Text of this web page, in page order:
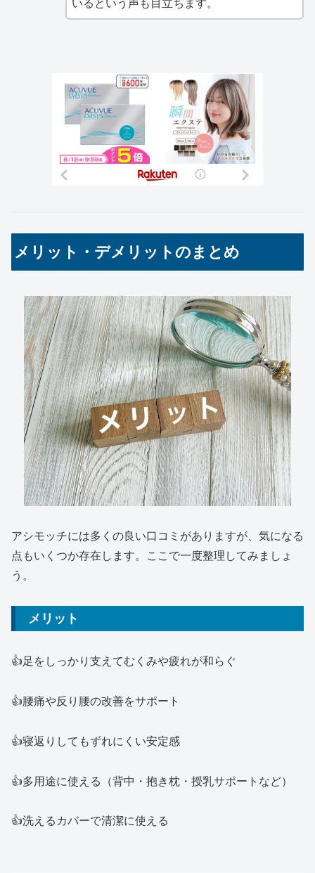
いるという声も目立ちます。
メリット・デメリットのまとめ
アシモッチには多くの良い口コミがありますが、気になる
点もいくつか存在します。ここで一度整理してみましょ
う。
メリット
👍足をしっかり支えてむくみや疲れが和らぐ
👍腰痛や反り腰の改善をサポート
👍寝返りしてもずれにくい安定感
👍多用途に使える（背中・抱き枕・授乳サポートなど）
👍洗えるカバーで清潔に使える